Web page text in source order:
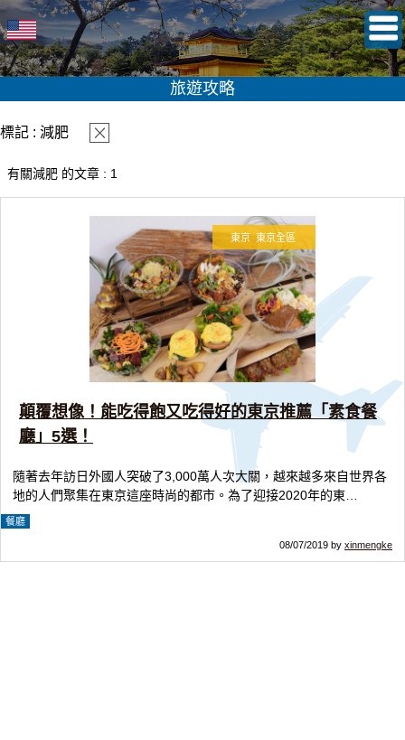
旅遊攻略
標記 : 減肥
有關減肥 的文章 : 1
東京 東京全區
顛覆想像！能吃得飽又吃得好的東京推薦「素食餐
廳」5選！
隨著去年訪日外國人突破了3,000萬人次大關，越來越多來自世界各
地的人們聚集在東京這座時尚的都市。為了迎接2020年的東…
餐廳
08/07/2019 by xinmengke